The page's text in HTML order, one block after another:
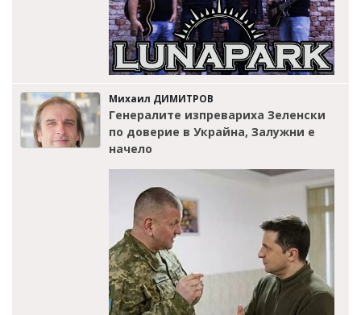
Михаил ДИМИТРОВ
Генералите изпревариха Зеленски
по доверие в Украйна, Залужни е
начело